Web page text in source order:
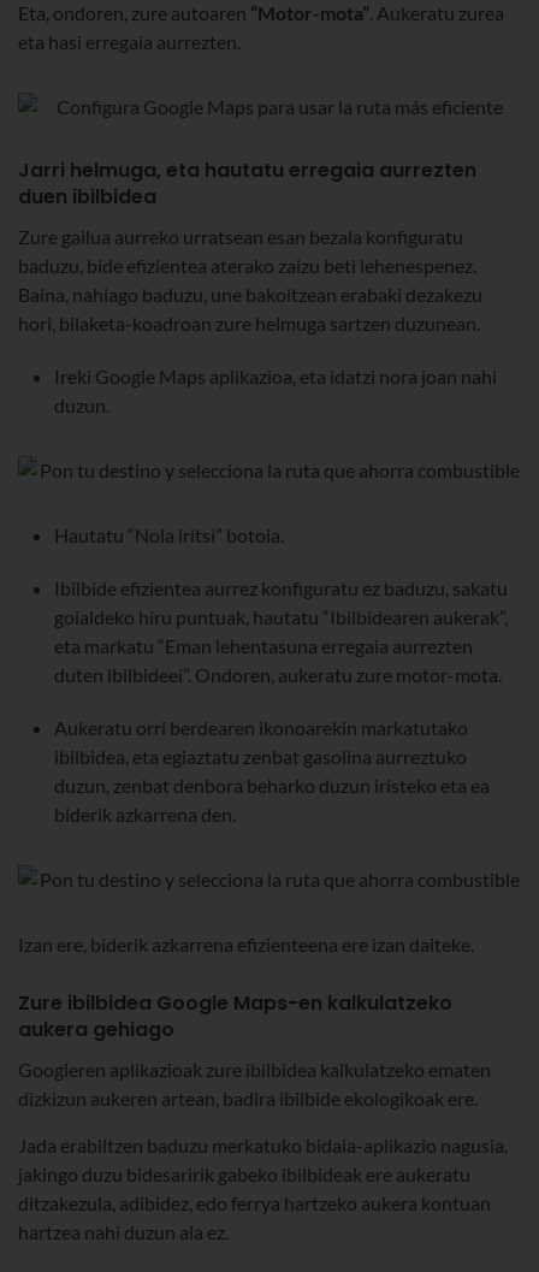
Eta, ondoren, zure autoaren “Motor-mota”. Aukeratu zurea
eta hasi erregaia aurrezten.
Jarri helmuga, eta hautatu erregaia aurrezten
duen ibilbidea
Zure gailua aurreko urratsean esan bezala konfiguratu
baduzu, bide efizientea aterako zaizu beti lehenespenez.
Baina, nahiago baduzu, une bakoitzean erabaki dezakezu
hori, bilaketa-koadroan zure helmuga sartzen duzunean.
Ireki Google Maps aplikazioa, eta idatzi nora joan nahi
duzun.
Hautatu “Nola iritsi” botoia.
Ibilbide efizientea aurrez konfiguratu ez baduzu, sakatu
goialdeko hiru puntuak, hautatu “Ibilbidearen aukerak”,
eta markatu “Eman lehentasuna erregaia aurrezten
duten ibilbideei”. Ondoren, aukeratu zure motor-mota.
Aukeratu orri berdearen ikonoarekin markatutako
ibilbidea, eta egiaztatu zenbat gasolina aurreztuko
duzun, zenbat denbora beharko duzun iristeko eta ea
biderik azkarrena den.
Izan ere, biderik azkarrena efizienteena ere izan daiteke.
Zure ibilbidea Google Maps-en kalkulatzeko
aukera gehiago
Googleren aplikazioak zure ibilbidea kalkulatzeko ematen
dizkizun aukeren artean, badira ibilbide ekologikoak ere.
Jada erabiltzen baduzu merkatuko bidaia-aplikazio nagusia,
jakingo duzu bidesaririk gabeko ibilbideak ere aukeratu
ditzakezula, adibidez, edo ferrya hartzeko aukera kontuan
hartzea nahi duzun ala ez.